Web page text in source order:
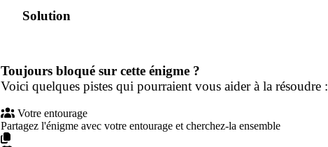
Solution
Toujours bloqué sur cette énigme ?
Voici quelques pistes qui pourraient vous aider à la résoudre :
Votre entourage
Partagez l'énigme avec votre entourage et cherchez-la ensemble